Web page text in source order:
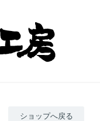
ショップへ戻る